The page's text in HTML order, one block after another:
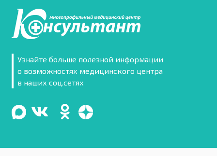
Узнайте больше полезной информации
о возможностях медицинского центра
в наших соц.сетях